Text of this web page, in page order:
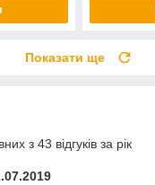
Показати ще
з 43 відгуків за рік